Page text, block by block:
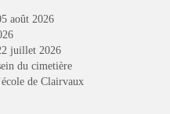
août 2026
juillet 2026
du cimetière
de Clairvaux